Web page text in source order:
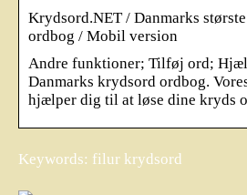
Krydsord.NET / Danmarks
ordbog / Mobil version
Andre funktioner; Tilføj ord;
Danmarks krydsord ordbog.
hjælper dig til at løse dine kryds
Keywords: filur krydsord